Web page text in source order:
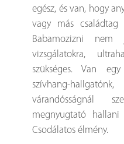
egész, és van, hogy
vagy más
Babamozizni
vizsgálatokra,
szükséges. Van
szívhang-
várandósságnál
megnyugtató hallani
Csodálatos élmény.